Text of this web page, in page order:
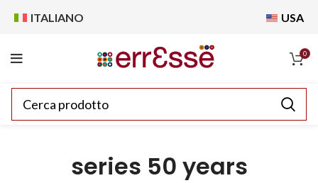
ITALIANO USA
0
series 50 years